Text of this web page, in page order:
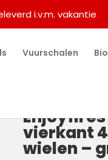
Vuurschalen
vierkant
wielen –
i.v.m. vakantie